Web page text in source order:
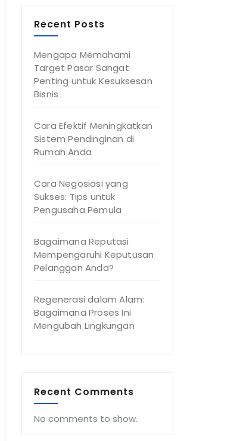
Recent Posts
Mengapa Memahami
Target Pasar Sangat
Penting untuk Kesuksesan
Bisnis
Cara Efektif Meningkatkan
Sistem Pendinginan di
Rumah Anda
Cara Negosiasi yang
Sukses: Tips untuk
Pengusaha Pemula
Bagaimana Reputasi
Mempengaruhi Keputusan
Pelanggan Anda?
Regenerasi dalam Alam:
Bagaimana Proses Ini
Mengubah Lingkungan
Recent Comments
No comments to show.